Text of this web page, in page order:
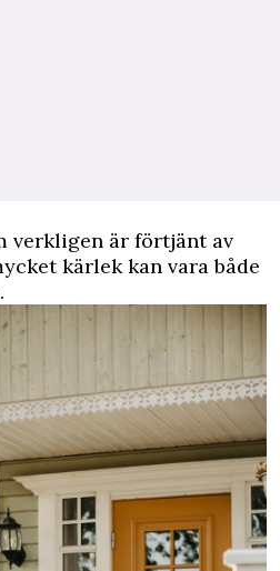
verkligen är förtjänt av
kärlek kan vara både